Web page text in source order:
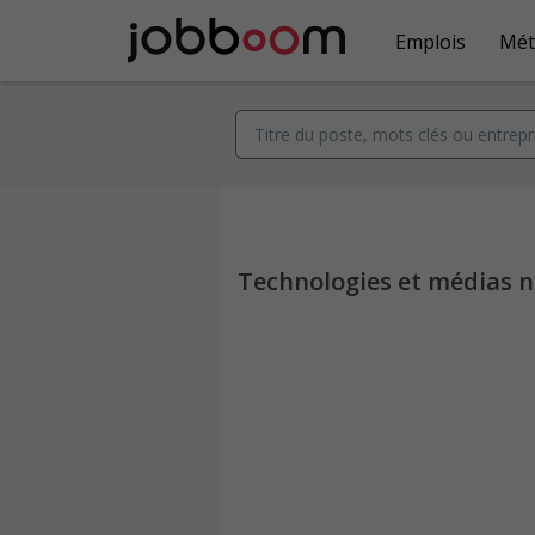
Emplois
Technologies et médias